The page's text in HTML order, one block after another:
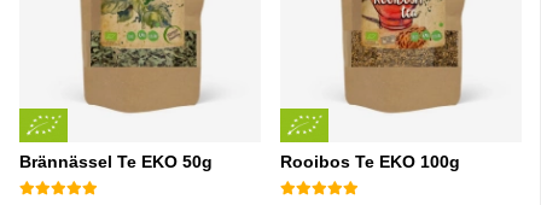
Brännässel Te EKO 50g Rooibos Te EKO 100g